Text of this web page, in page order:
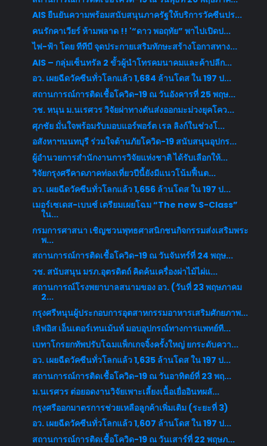
AIS ยืนยันความพร้อมสนับสนุนภาครัฐให้บริการวัคซีนปร...
คนรักคาเวียร์ ห้ามพลาด !! '“ดาว พอฤทัย” พาไปเปิดป...
ไฟ-ฟ้า โดย ทีทีบี จุดประกายเสริมทักษะสร้างโอกาสทาง...
AIS – กลุ่มเซ็นทรัล 2 ขั้วผู้นำโทรคมนาคมและค้าปลีก...
อว. เผยฉีดวัคซีนทั่วโลกแล้ว 1,684 ล้านโดส ใน 197 ป...
สถานการณ์การติดเชื้อโควิด-19 ณ วันอังคารที่ 25 พฤษ...
วช. หนุน ม.นเรศวร วิจัยผ่าทางตันส่งออกมะม่วงยุคโคว...
ศุภชัย มั่นใจพร้อมรับมอบแอร์พอร์ต เรล ลิงก์ในช่วงโ...
อสังหาฯนนทบุรี ร่วมใจต้านภัยโควิด-19 สนับสนุนอุปกร...
ผู้อำนวยการสำนักงานการวิจัยแห่งชาติ ได้รับเลือกให้...
วิจัยกรุงศรีคาดภาคท่องเที่ยวปีนี้ยังมีแนวโน้มฟื้นต...
อว. เผยฉีดวัคซีนทั่วโลกแล้ว 1,656 ล้านโดส ใน 197 ป...
เมอร์เซเดส-เบนซ์ เตรียมเผยโฉม “The new S-Class”
ใน...
กรมการศาสนา เชิญชวนพุทธศาสนิกชนกิจกรรมส่งเสริมพระ
พ...
สถานการณ์การติดเชื้อโควิด-19 ณ วันจันทร์ที่ 24 พฤษ...
วช. สนับสนุน มรภ.อุตรดิตถ์ คิดค้นเครื่องผ่าไม้ไผ่แ...
สถานการณ์โรงพยาบาลสนามของ อว. (วันที่ 23 พฤษภาคม
2...
กรุงศรีหนุนผู้ประกอบการอุตสาหกรรมอาหารเสริมศักยภาพ...
เลิฟอิส เอ็นเตอร์เทนเม้นท์ มอบอุปกรณ์ทางการแพทย์ที...
เบทาโกรยกทัพปรับโฉมแพ็กเกจจิ้งครั้งใหญ่ ยกระดับควา...
อว. เผยฉีดวัคซีนทั่วโลกแล้ว 1,635 ล้านโดส ใน 197 ป...
สถานการณ์การติดเชื้อโควิด-19 ณ วันอาทิตย์ที่ 23 พฤ...
ม.นเรศวร ต่อยอดงานวิจัยเพาะเลี้ยงเนื้อเยื่ออินทผลั...
กรุงศรีออกมาตรการช่วยเหลือลูกค้าเพิ่มเติม (ระยะที่ 3)
อว. เผยฉีดวัคซีนทั่วโลกแล้ว 1,607 ล้านโดส ใน 197 ป...
สถานการณ์การติดเชื้อโควิด-19 ณ วันเสาร์ที่ 22 พฤษภ...